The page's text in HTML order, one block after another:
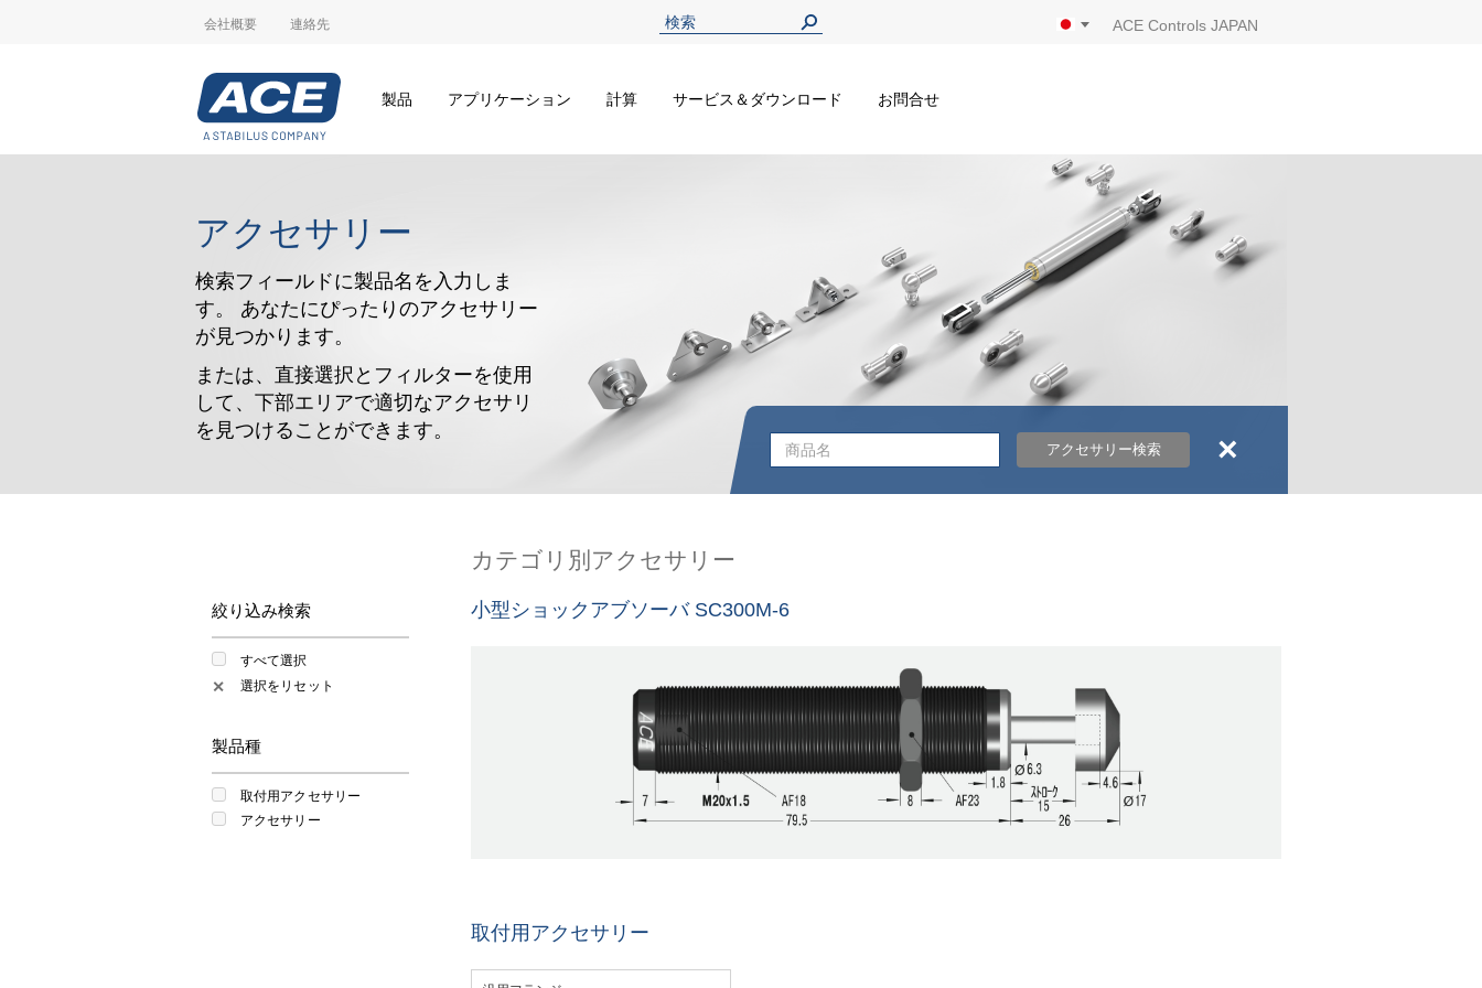
会社概要 連絡先 ACE Controls JAPAN
製品 アプリケーション 計算 サービス＆ダウンロード お問合せ
アクセサリー
検索フィールドに製品名を入力しま
す。 あなたにぴったりのアクセサリー
が見つかります。
または、直接選択とフィルターを使用
して、下部エリアで適切なアクセサリ
を見つけることができます。
アクセサリー検索 ×
絞り込み検索
すべて選択
✕ 選択をリセット
製品種
取付用アクセサリー
アクセサリー
カテゴリ別アクセサリー
小型ショックアブソーバ SC300M-6
取付用アクセサリー